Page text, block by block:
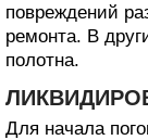
повреждений
ремонта. В
полотна.
Для начала